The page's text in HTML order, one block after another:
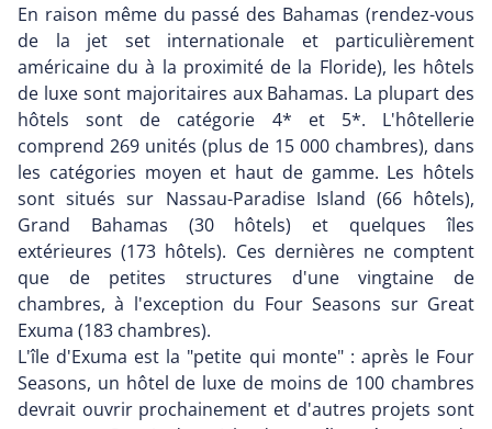
En raison même du passé des Bahamas (rendez-vous
de la jet set internationale et particulièrement
américaine du à la proximité de la Floride), les hôtels
de luxe sont majoritaires aux Bahamas. La plupart des
hôtels sont de catégorie 4* et 5*. L'hôtellerie
comprend 269 unités (plus de 15 000 chambres), dans
les catégories moyen et haut de gamme. Les hôtels
sont situés sur Nassau-Paradise Island (66 hôtels),
Grand Bahamas (30 hôtels) et quelques îles
extérieures (173 hôtels). Ces dernières ne comptent
que de petites structures d'une vingtaine de
chambres, à l'exception du Four Seasons sur Great
Exuma (183 chambres).
L'île d'Exuma est la "petite qui monte" : après le Four
Seasons, un hôtel de luxe de moins de 100 chambres
devrait ouvrir prochainement et d'autres projets sont